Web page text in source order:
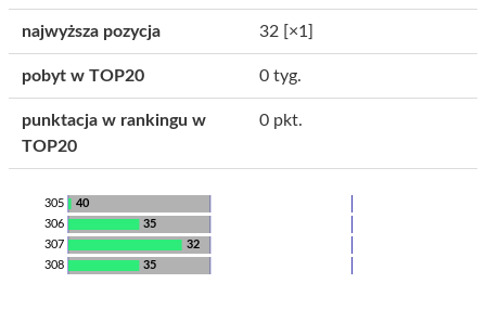
najwyższa pozycja 32 [×1]
pobyt w TOP20 0 tyg.
punktacja w rankingu w
TOP20
0 pkt.
40
305
35
306
32
307
35
308